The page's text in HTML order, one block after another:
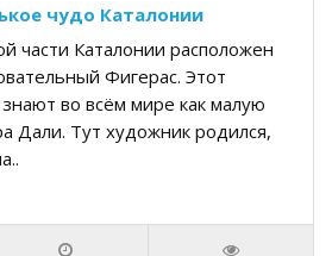
чудо Каталонии
части Каталонии расположен
Фигерас. Этот
во всём мире как малую
Дали. Тут художник родился,